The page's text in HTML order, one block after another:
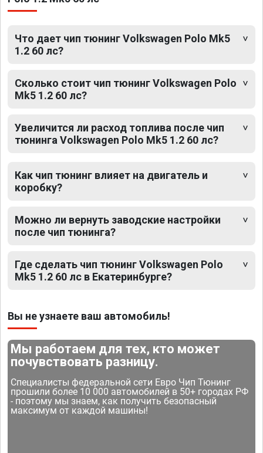
Что дает чип тюнинг Volkswagen Polo Mk5
1.2 60 лс?
Сколько стоит чип тюнинг Volkswagen Polo
Mk5 1.2 60 лс?
Увеличится ли расход топлива после чип
тюнинга Volkswagen Polo Mk5 1.2 60 лс?
Как чип тюнинг влияет на двигатель и
коробку?
Можно ли вернуть заводские настройки
после чип тюнинга?
Где сделать чип тюнинг Volkswagen Polo
Mk5 1.2 60 лс в Екатеринбурге?
Вы не узнаете ваш автомобиль!
Мы работаем для тех, кто может
почувствовать разницу.
Специалисты федеральной сети Евро Чип Тюнинг
прошили более 10 000 автомобилей в 50+ городах РФ
- поэтому мы знаем, как получить безопасный
максимум от каждой машины!